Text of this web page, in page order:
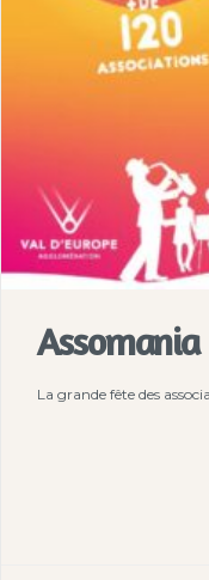
Assomania
La grande fête des